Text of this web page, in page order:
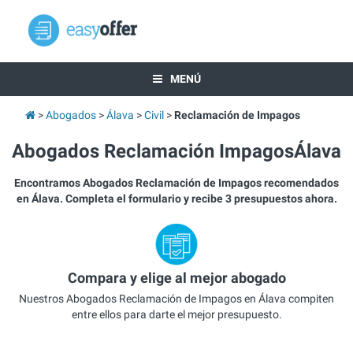
MENÚ
Abogados Álava Civil Reclamación de Impagos
Abogados Reclamación ImpagosÁlava
Encontramos Abogados Reclamación de Impagos recomendados
en Álava. Completa el formulario y recibe 3 presupuestos ahora.
Compara y elige al mejor abogado
Nuestros Abogados Reclamación de Impagos en Álava compiten
entre ellos para darte el mejor presupuesto.